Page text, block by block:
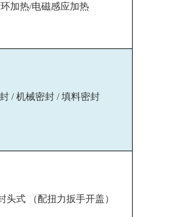
加热/电磁感应加热
/ 机械密封 / 填料密封
头式 （配扭力扳手开盖）